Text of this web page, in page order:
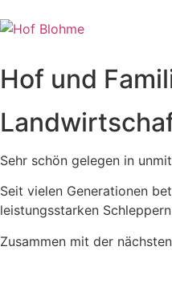
Inhalt
Hof und
Sehr schön gelegen in
Seit vielen Generationen
leistungsstarken
Zusammen mit der